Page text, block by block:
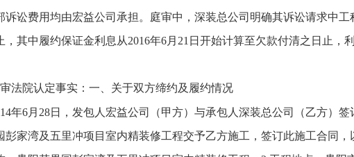
诉讼费用均由宏益公司承担。庭审中，深装总公司明确其诉讼请求中
，其中履约保证金利息从2016年6月21日开始计算至欠款付清之日止，
法院认定事实：一、关于双方缔约及履约情况
年6月28日，发包人宏益公司（甲方）与承包人深装总公司（乙方）
彭家湾及五里冲项目室内精装修工程交予乙方施工，签订此施工合同